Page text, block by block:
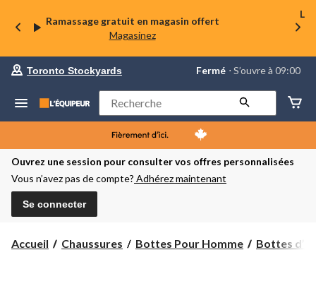
Ramassage gratuit en magasin offert
Magasinez
La
préféré
Toronto
Stockyards,
courament
Fermé,
S’ouvre
à
Toronto Stockyards Fermé ⋅ S’ouvre à 09:00
Rechercher
Ouvrez une session pour consulter vos offres personnalisées
Vous n’avez pas de compte? Adhérez maintenant
Se connecter
Accueil Chaussures Bottes Pour Homme Bottes